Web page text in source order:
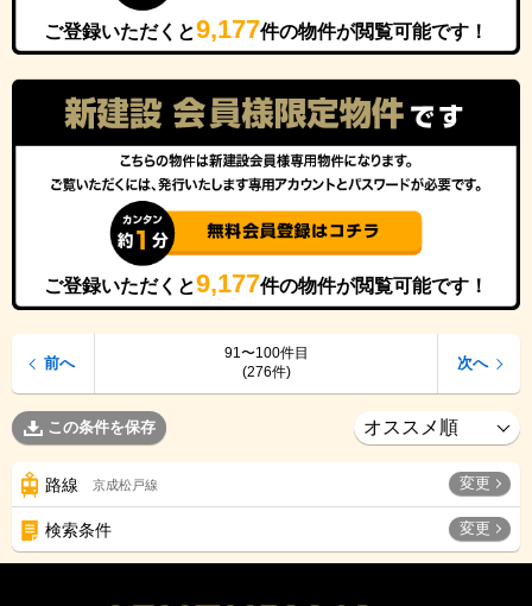
ご登録いただくと9,177件の物件が閲覧可能です！
ご登録いただくと9,177件の物件が閲覧可能です！
91〜100件目
(276件)
前へ 次へ
この条件を保存
路線 京成松戸線 変更
検索条件 変更